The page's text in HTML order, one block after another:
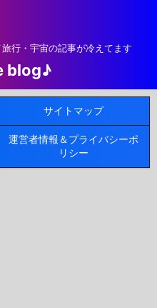
行・宇宙の記事が冷えてます
blog♪
サイトマップ
運営者情報＆プライバシーポ
リシー